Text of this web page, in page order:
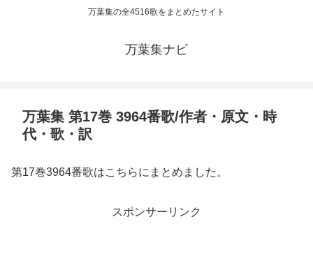
万葉集の全4516歌をまとめたサイト
万葉集ナビ
万葉集 第17巻 3964番歌/作者・原文・時
代・歌・訳
第17巻3964番歌はこちらにまとめました。
スポンサーリンク